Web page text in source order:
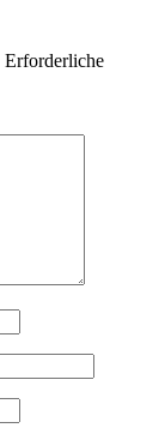
Erforderliche